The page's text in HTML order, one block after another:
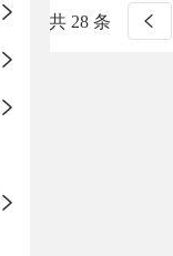
共 28 条